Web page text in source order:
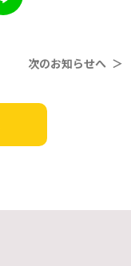
次のお知らせへ ＞